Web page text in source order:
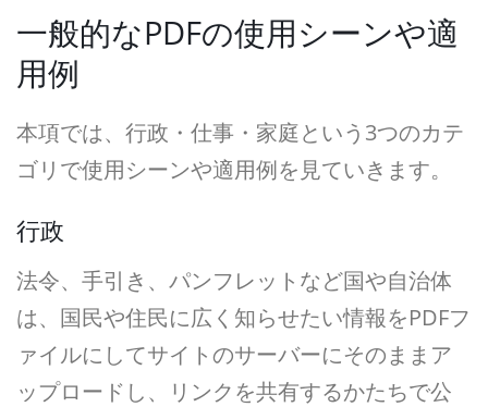
一般的なPDFの使用シーンや適
用例
本項では、行政・仕事・家庭という3つのカテ
ゴリで使用シーンや適用例を見ていきます。
行政
法令、手引き、パンフレットなど国や自治体
は、国民や住民に広く知らせたい情報をPDFフ
ァイルにしてサイトのサーバーにそのままア
ップロードし、リンクを共有するかたちで公